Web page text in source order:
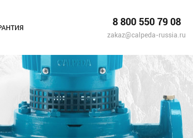
8 800 550 79 08
zakaz@calpeda-russia.ru